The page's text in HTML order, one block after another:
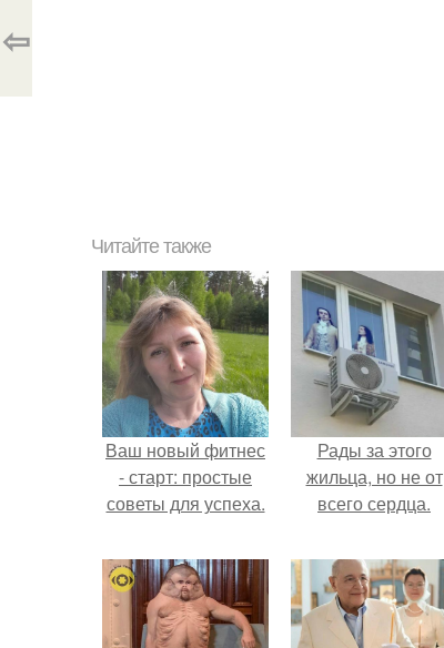
⇦
Читайте также
Ваш новый фитнес
- старт: простые
советы для успеха.
Рады за этого
жильца, но не от
всего сердца.